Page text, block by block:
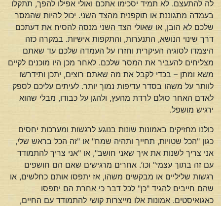
לה להתעצם. לא תמיד יסכימו אתכם ואולי אפילו להפך, תתקלו
בעמדה מתגוננת או תוקפנית מהצד השני. יכול להיות שהמסר
שלכם לא הובן, או שאולי הצד השני מנסה להסיח את דעתכם
דרך שינוי הנושא, התנערות, והתקפות אישיות. במקרה כזה
היצמדו לסוגיה העיקרית וחזרו על העמדה שלכם עד שאתם
מצליחים להעביר את המסר שלכם. לאחר מכן היו מוכנים לקיים
משא ומתן – בכדי לקבל את מה שאתם רוצים, יתכן ותידרשו
לוותר על משהו בסדר עדיפות נמוך יותר. לעיתים עליכם לספק
לאדם האחר סולם לרדת מהעץ, ולהגן על כבודו, מבלי שהוא
ירגיש מושפל.
כולנו מחזיקים באמונות שונות בנוגע לרגשות ומערכות יחסים
כגון "הכל שטויות, תחייך ותהיה שמח" או "זה הכל בראש שלי,
אני צריך לשנות את איך שאני חושב", או "אני צריך להתמודד
עם זה בתוך עצמי" וכו’. אחרים מרגישים שאם הם חושפים
רגשות שליליים או מבקשים משהו, אז יתפסו אותם כחלשים, או
שהם חייבים להגיד "כן" לכל דבר כי אחרת הם יתפסו
כאגואיסטים. אמונות אלו מייצרות קושי להתמודד עם החיים,